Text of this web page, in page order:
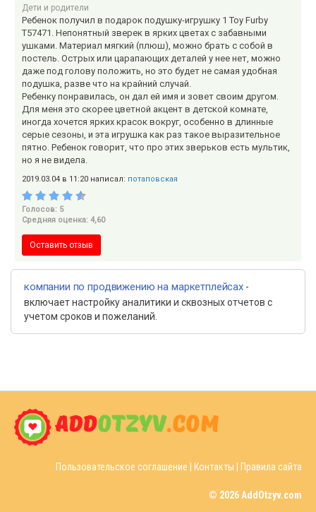
Дети и родители
Ребенок получил в подарок подушку-игрушку 1 Toy Furby
Т57471. Непонятный зверек в ярких цветах с забавными
ушками. Материал мягкий (плюш), можно брать с собой в
постель. Острых или царапающих деталей у нее нет, можно
даже под голову положить, но это будет не самая удобная
подушка, разве что на крайний случай.
Ребенку понравилась, он дал ей имя и зовет своим другом.
Для меня это скорее цветной акцент в детской комнате,
иногда хочется ярких красок вокруг, особенно в длинные
серые сезоны, и эта игрушка как раз такое выразительное
пятно. Ребенок говорит, что про этих зверьков есть мультик,
но я не видела.
2019.03.04 в 11:20 написал: потаповская
Голосов: 5
Средняя оценка: 4,60
Оставить отзыв
компании по продвижению на маркетплейсах -
включает настройку аналитики и сквозных отчетов с
учетом сроков и пожеланий.
Пользовательское соглашение Контакты Правила сайта
© 2026 AddOtzyv.com